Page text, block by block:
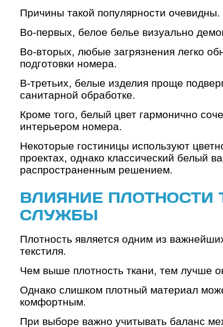
Причины такой популярности очевидны.
Во-первых, белое белье визуально
Во-вторых, любые загрязнения легко
подготовки номера.
В-третьих, белые изделия проще
санитарной обработке.
Кроме того, белый цвет гармонично
интерьером номера.
Некоторые гостиницы используют
проектах, однако классический белый
распространенным решением.
ВЛИЯНИЕ ПЛОТНОСТИ
СЛУЖБЫ
Плотность является одним из
текстиля.
Чем выше плотность ткани, тем лучше
Однако слишком плотный материал
комфортным.
При выборе важно учитывать баланс